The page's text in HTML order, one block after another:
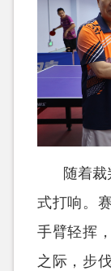
随着
式打响。
手臂轻挥
之际，步